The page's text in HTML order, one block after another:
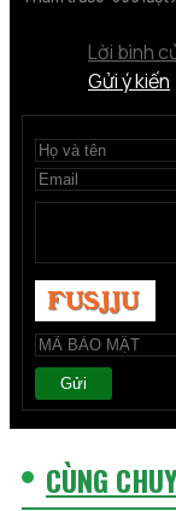
Lời bình
Gửi ý kiến
Gửi
CÙNG